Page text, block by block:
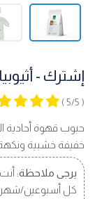
إشترك - أثيوبيان
( 5/5 )
حبوب قهوة أحادية
خفيفة خشبية
يرجى ملاحظة:
كل أسبوعين/